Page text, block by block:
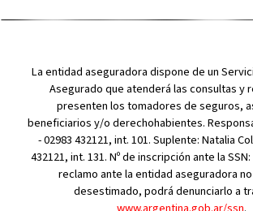
La entidad aseguradora dispone de un
Asegurado que atenderá las consultas y
presenten los tomadores de seguros,
beneficiarios y/o derechohabientes.
- 02983 432121, int. 101. Suplente: Natalia
432121, int. 131. Nº de inscripción ante la
reclamo ante la entidad aseguradora
desestimado, podrá denunciarlo a